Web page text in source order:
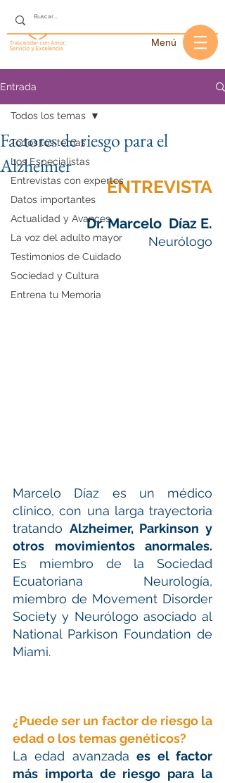
Menú
Entrada
Todos los temas
Los Especialistas
Entrevistas con expertos
Datos importantes
Actualidad y Avances
La voz del adulto mayor
Testimonios de Cuidado
Sociedad y Cultura
Entrena tu Memoria
Todos los temas
Factores de riesgo para el
Alzheimer
ENTREVISTA
Dr. Marcelo  Díaz E.
Neurólogo
Marcelo Díaz es un médico
clínico, con una larga trayectoria
tratando Alzheimer, Parkinson y
Es miembro de la Sociedad
Ecuatoriana Neurología,
miembro de Movement Disorder
Society y Neurólogo asociado al
National Parkison Foundation de
Miami.
¿Puede ser un factor de riesgo la
edad o los temas genéticos?
La edad avanzada es el factor
más importa de riesgo para la